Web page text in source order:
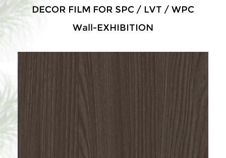
DECOR FILM FOR SPC / LVT / WPC
Wall-EXHIBITION